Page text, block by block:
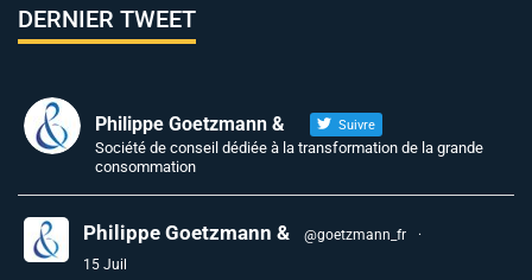
DERNIER TWEET
Philippe Goetzmann & Suivre
Société de conseil dédiée à la transformation de la grande
consommation
Philippe Goetzmann & @goetzmann_fr
·
15 Juil